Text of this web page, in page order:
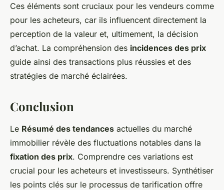
Ces éléments sont cruciaux pour les vendeurs comme
pour les acheteurs, car ils influencent directement la
perception de la valeur et, ultimement, la décision
d’achat. La compréhension des incidences des prix
guide ainsi des transactions plus réussies et des
stratégies de marché éclairées.
Conclusion
Le Résumé des tendances actuelles du marché
immobilier révèle des fluctuations notables dans la
fixation des prix. Comprendre ces variations est
crucial pour les acheteurs et investisseurs. Synthétiser
les points clés sur le processus de tarification offre